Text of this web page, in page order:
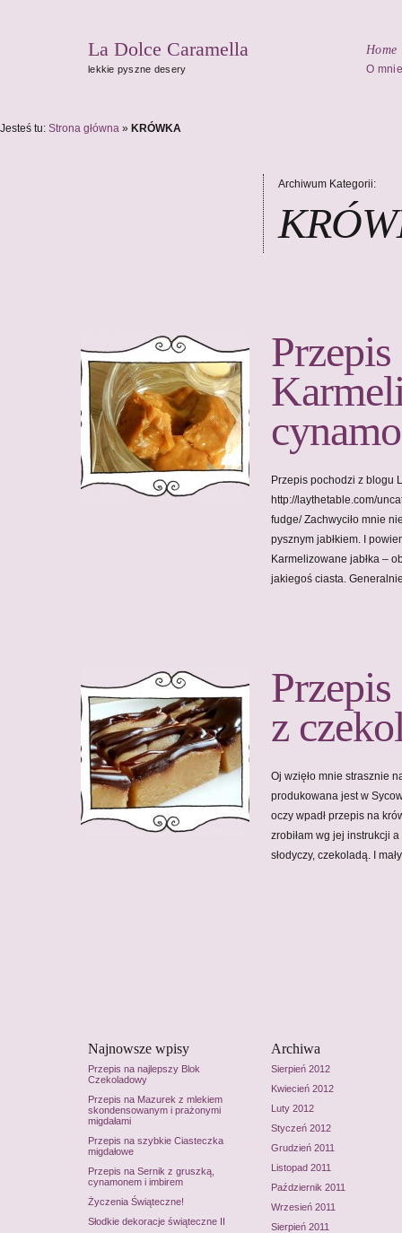
La Dolce Caramella
lekkie pyszne desery
Home
O mnie
Jesteś tu: Strona główna » KRÓWKA
Archiwum Kategorii:
Przepis pochodzi z blogu
http://laythetable.com/
fudge/ Zachwyciło mnie
pysznym jabłkiem. I
Karmelizowane jabłka –
jakiegoś ciasta.
z
Oj wzięło mnie strasznie
produkowana jest w
oczy wpadł przepis na
zrobiłam wg jej instrukcji
słodyczy, czekoladą. I
Najnowsze wpisy
Przepis na najlepszy Blok
Czekoladowy
Przepis na Mazurek z mlekiem
skondensowanym i prażonymi
migdałami
Przepis na szybkie Ciasteczka
migdałowe
Przepis na Sernik z gruszką,
cynamonem i imbirem
Życzenia Świąteczne!
Słodkie dekoracje świąteczne II
Archiwa
Sierpień 2012
Kwiecień 2012
Luty 2012
Styczeń 2012
Grudzień 2011
Listopad 2011
Październik 2011
Wrzesień 2011
Sierpień 2011